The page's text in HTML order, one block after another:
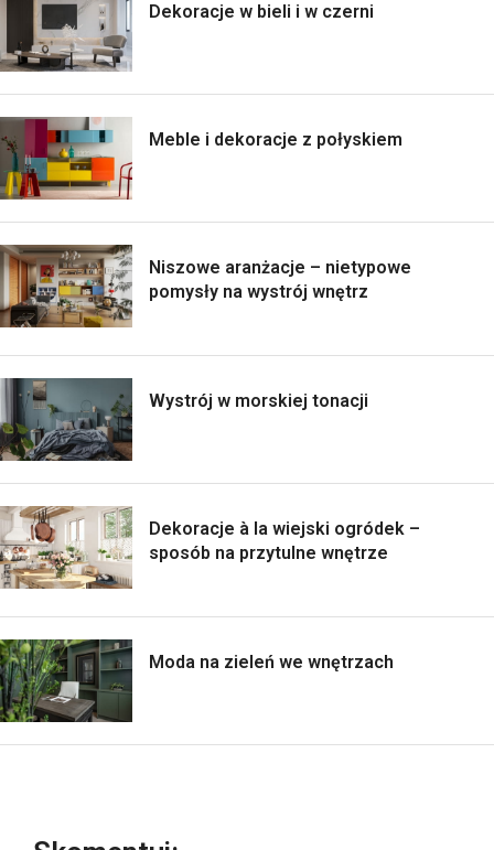
Dekoracje w bieli i w czerni
Meble i dekoracje z połyskiem
Niszowe aranżacje – nietypowe
pomysły na wystrój wnętrz
Wystrój w morskiej tonacji
Dekoracje à la wiejski ogródek –
sposób na przytulne wnętrze
Moda na zieleń we wnętrzach